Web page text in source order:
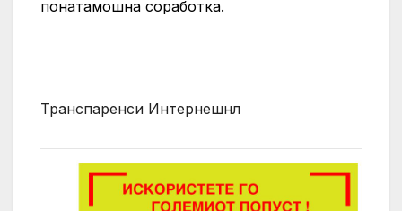
понатамошна соработка.
Транспаренси Интернешнл